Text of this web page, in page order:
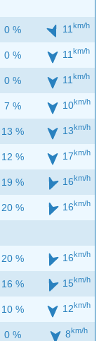
0 % 11 km/h
0 % 11 km/h
0 % 11 km/h
7 % 10km/h
13 % 13km/h
12 % 17km/h
19 % 16km/h
20 % 16km/h
20 % 16km/h
16 % 15km/h
10 % 12km/h
0 % 8km/h